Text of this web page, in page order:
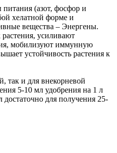
(азот, фосфор и
хелатной форме и
вещества – Энергены.
усиливают
мобилизуют иммунную
устойчивость растения к
так и для внекорневой
5-10 мл удобрения на 1 л
для получения 25-